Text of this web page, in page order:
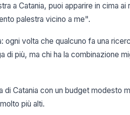
a Catania, puoi apparire in cima
palestra vicino a me".
ogni volta che qualcuno fa una
di più, ma chi ha la combinazione
di Catania con un budget modesto
più alti.